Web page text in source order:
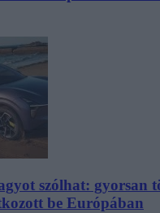
szólhat: gyorsan
be Európában